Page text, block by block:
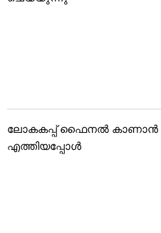
ലോകകപ്പ് ഫൈനൽ
എത്തിയപ്പോൾ